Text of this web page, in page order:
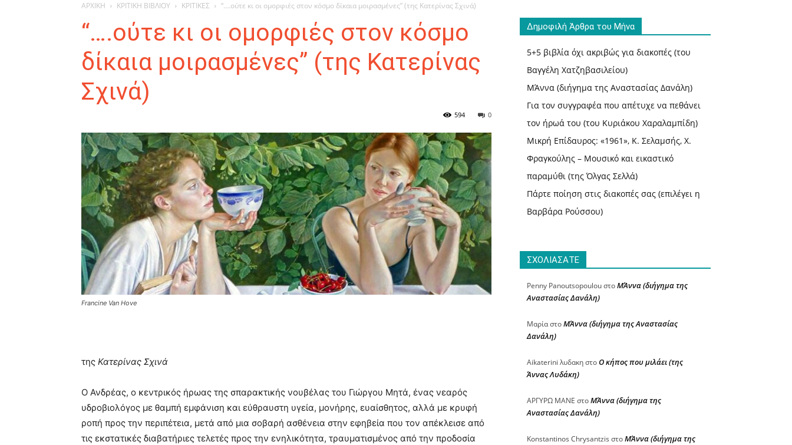
Ο
ΓΙΑ
ΤΟ
ΚΑΙ
ΑΡΧΙΚΗ ΚΡΙΤΙΚΗ ΒΙΒΛΙΟΥ ΚΡΙΤΙΚΕΣ “….ούτε κι οι ομορφιές στον κόσμο δίκαια μοιρασμένες” (της Κατερίνας Σχινά)
“….ούτε κι οι ομορφιές στον κόσμο
δίκαια μοιρασμένες” (της Κατερίνας
Σχινά)
0
594
Francine Van Hove
της Κατερίνας Σχινά
Ο Ανδρέας, ο κεντρικός ήρωας της σπαρακτικής νουβέλας του Γιώργου Μητά, ένας νεαρός
υδροβιολόγος με θαμπή εμφάνιση και εύθραυστη υγεία, μονήρης, ευαίσθητος, αλλά με κρυφή
ροπή προς την περιπέτεια, μετά από μια σοβαρή ασθένεια στην εφηβεία που τον απέκλεισε από
τις εκστατικές διαβατήριες τελετές προς την ενηλικότητα, τραυματισμένος από την προδοσία
Δημοφιλή Άρθρα του Μήνα
5+5 βιβλία όχι ακριβώς για διακοπές (του
Βαγγέλη Χατζηβασιλείου)
ΜΆννα (διήγημα της Αναστασίας Δανάλη)
Για τον συγγραφέα που απέτυχε να πεθάνει
τον ήρωά του (του Κυριάκου Χαραλαμπίδη)
Μικρή Επίδαυρος: «1961», Κ. Σελαμσής, Χ.
Φραγκούλης – Μουσικό και εικαστικό
παραμύθι (της Όλγας Σελλά)
Πάρτε ποίηση στις διακοπές σας (επιλέγει η
Βαρβάρα Ρούσσου)
ΣΧΟΛΙΑΣΑΤΕ
Penny PanoutsopoulouστοΜΆννα (διήγημα της
Αναστασίας Δανάλη)
ΜαρίαστοΜΆννα (διήγημα της Αναστασίας
Δανάλη)
Aikaterini λυδακηστοΟ κήπος που μιλάει (της
Άννας Λυδάκη)
ΑΡΓΥΡΩ ΜΑΝΕ στοΜΆννα (διήγημα της
Αναστασίας Δανάλη)
Konstantinos Chrysantzis στοΜΆννα (διήγημα της